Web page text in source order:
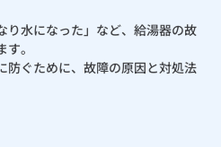
」への切り替えについて
選ばれる理由
使用開始
の申込
使用中止の申込
ン
ョン
Daigasコラム
de（ツナガルデ）給湯器
り水になった」など、給湯器の故
。
防ぐために、故障の原因と対処法